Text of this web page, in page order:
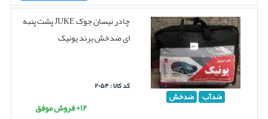
ضدآب ضدخش
چادر نیسان جوک JUKE پشت پنبه
ای ضدخش برند یونیک
کد کالا : ۲۰۵۴
۱۲+ فروش موفق